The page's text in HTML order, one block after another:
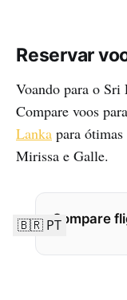
Reservar
Voando para o Sri
Compare voos
Lanka para ótimas
Mirissa e Galle.
Compare
🇧🇷 PT